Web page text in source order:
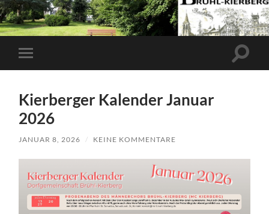
Mobile-
Menü
Kierberger Kalender Januar
2026
JANUAR 8, 2026 / KEINE KOMMENTARE